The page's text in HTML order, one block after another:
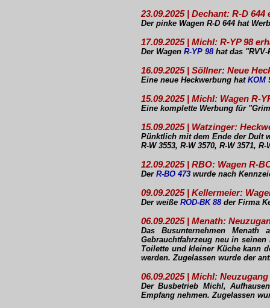
23.09.2025 | Dechant: R-D
Der pinke Wagen R-D 644 hat
17.09.2025 | Michl: R-YP 98
Der Wagen R-YP 98hat das "RVV-
16.09.2025 | Söllner: Neue
Eine neue Heckwerbung hat KOM
15.09.2025 | Michl: Wagen R-
Eine komplette Werbung für
15.09.2025 | Watzinger:
Pünktlich mit dem Ende der Dult
R-W 3553, R-W 3570, R-W 3571,
12.09.2025 | RBO: Wagen R-
Der R-BO 473 wurde nach
09.09.2025 | Kellermeier:
Der weiße ROD-BK 88der Firma
06.09.2025 | Menath:
Das Busunternehmen
Gebrauchtfahrzeug neu in
Toilette und kleiner Küche kann
werden. Zugelassen wurde der
06.09.2025 | Michl:
Der Busbetrieb Michl,
Empfang nehmen. Zugelassen